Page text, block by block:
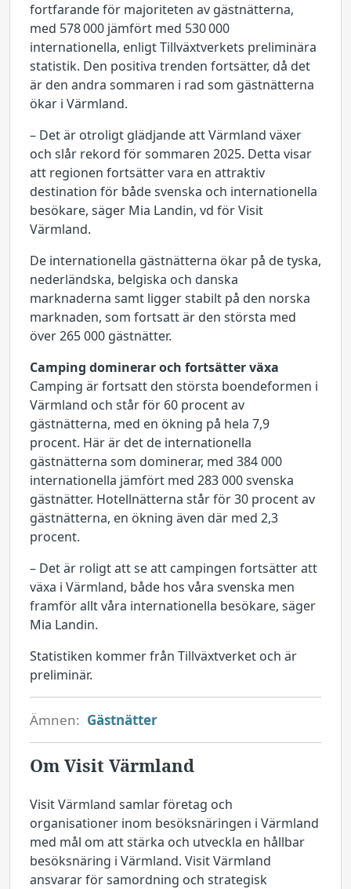
fortfarande för majoriteten av gästnätterna,
med 578 000 jämfört med 530 000
internationella, enligt Tillväxtverkets preliminära
statistik. Den positiva trenden fortsätter, då det
är den andra sommaren i rad som gästnätterna
ökar i Värmland.
– Det är otroligt glädjande att Värmland växer
och slår rekord för sommaren 2025. Detta visar
att regionen fortsätter vara en attraktiv
destination för både svenska och internationella
besökare, säger Mia Landin, vd för Visit
Värmland.
De internationella gästnätterna ökar på de tyska,
nederländska, belgiska och danska
marknaderna samt ligger stabilt på den norska
marknaden, som fortsatt är den största med
över 265 000 gästnätter.
Camping dominerar och fortsätter växa
Camping är fortsatt den största boendeformen i
Värmland och står för 60 procent av
gästnätterna, med en ökning på hela 7,9
procent. Här är det de internationella
gästnätterna som dominerar, med 384 000
internationella jämfört med 283 000 svenska
gästnätter. Hotellnätterna står för 30 procent av
gästnätterna, en ökning även där med 2,3
procent.
– Det är roligt att se att campingen fortsätter att
växa i Värmland, både hos våra svenska men
framför allt våra internationella besökare, säger
Mia Landin.
Statistiken kommer från Tillväxtverket och är
preliminär.
Ämnen: Gästnätter
Om Visit Värmland
Visit Värmland samlar företag och
organisationer inom besöksnäringen i Värmland
med mål om att stärka och utveckla en hållbar
besöksnäring i Värmland. Visit Värmland
ansvarar för samordning och strategisk